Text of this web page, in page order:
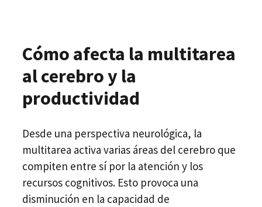
Cómo afecta la multitarea
al cerebro y la
productividad
Desde una perspectiva neurológica, la
multitarea activa varias áreas del cerebro que
compiten entre sí por la atención y los
recursos cognitivos. Esto provoca una
disminución en la capacidad de